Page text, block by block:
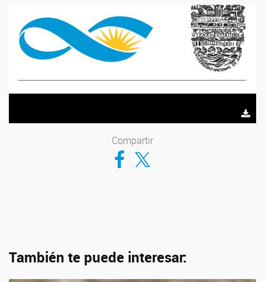
Compartir
Compartir en Facebook
Compartir en Twitter
También te puede interesar: